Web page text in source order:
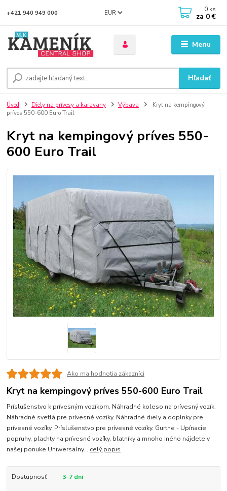
Menu
EUR
Hľadať
+421 940 949 000 0 ks
za 0 €
Úvod Diely na prívesy a karavany Výbava
Kryt na kempingový
príves 550-600 Euro Trail
Kryt na kempingový príves 550-
600 Euro Trail
Ako ma hodnotia zákazníci
Kryt na kempingový príves 550-600 Euro Trail
Príslušenstvo k prívesným vozíkom. Náhradné koleso na prívesný vozík.
Náhradné svetlá pre prívesné vozíky. Náhradné diely a doplnky pre
prívesné vozíky. Príslušenstvo pre prívesné vozíky. Gurtne - Upínacie
popruhy, plachty na prívesné vozíky, blatníky a mnoho iného nájdete v
našej ponuke.Uniwersalny... celý popis
Dostupnosť 3-7 dni